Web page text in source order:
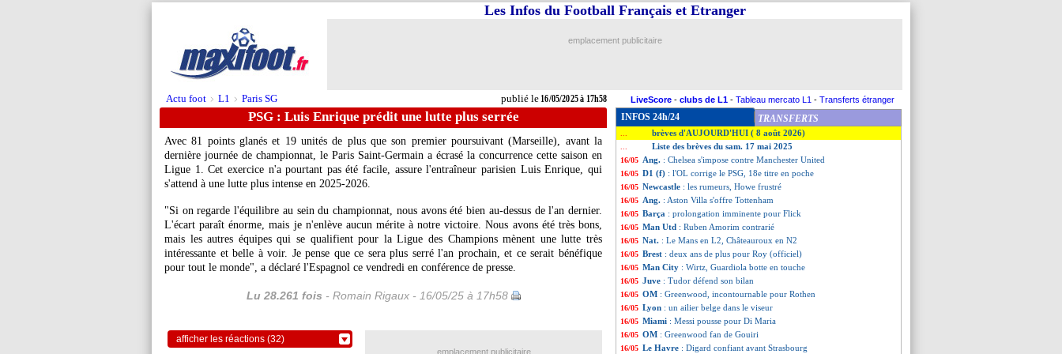
Actu foot > L1 > Paris SG publié le16/05/2025 à 17h58
Les Infos du Football Français et Etranger
emplacement publicitaire
LiveScore - clubs de L1 - Tableau mercato L1 - Transferts étranger
PSG : Luis Enrique prédit une lutte plus serrée
Avec 81 points glanés et 19 unités de plus que son premier poursuivant (Marseille), avant la
dernière journée de championnat, le Paris Saint-Germain a écrasé la concurrence cette saison en
Ligue 1. Cet exercice n'a pourtant pas été facile, assure l'entraîneur parisien Luis Enrique, qui
s'attend à une lutte plus intense en 2025-2026.
"Si on regarde l'équilibre au sein du championnat, nous avons été bien au-dessus de l'an dernier.
L'écart paraît énorme, mais je n'enlève aucun mérite à notre victoire. Nous avons été très bons,
mais les autres équipes qui se qualifient pour la Ligue des Champions mènent une lutte très
intéressante et belle à voir. Je pense que ce sera plus serré l'an prochain, et ce serait bénéfique
pour tout le monde", a déclaré l'Espagnol ce vendredi en conférence de presse.
Lu 28.261 fois - Romain Rigaux - 16/05/25 à 17h58
afficher les réactions (32)
INFOS 24h/24 TRANSFERTS
brèves d'AUJOURD'HUI ( 8 août 2026)
Liste des brèves du sam. 17 mai 2025
16/05 Ang. : Chelsea s'impose contre Manchester United
16/05 D1 (f) : l'OL corrige le PSG, 18e titre en poche
16/05 Newcastle : les rumeurs, Howe frustré
16/05 Ang. : Aston Villa s'offre Tottenham
16/05 Barça : prolongation imminente pour Flick
16/05 Man Utd : Ruben Amorim contrarié
16/05 Nat. : Le Mans en L2, Châteauroux en N2
16/05 Brest : deux ans de plus pour Roy (officiel)
16/05 Man City : Wirtz, Guardiola botte en touche
16/05 Juve : Tudor défend son bilan
16/05 OM : Greenwood, incontournable pour Rothen
16/05 Lyon : un ailier belge dans le viseur
16/05 Miami : Messi pousse pour Di Maria
16/05 OM : Greenwood fan de Gouiri
16/05 Le Havre : Digard confiant avant Strasbourg
emplacement publicitaire